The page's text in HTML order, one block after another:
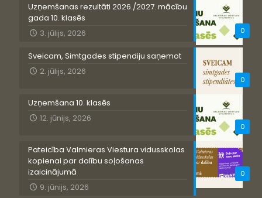
0
Uzņemšanas rezultāti 2026./2027. mācību
gada 10. klasēs
3. jūlijs, 2026
0
Sveicam, Simtgades stipendiju saņemot
2. jūlijs, 2026
0
Uzņemšana 10. klasēs
12. jūnijs, 2026
0
Pateicība Valmieras Viestura vidusskolas
kopienai par dalību soļošanas
izaicinājumā
9. jūnijs, 2026